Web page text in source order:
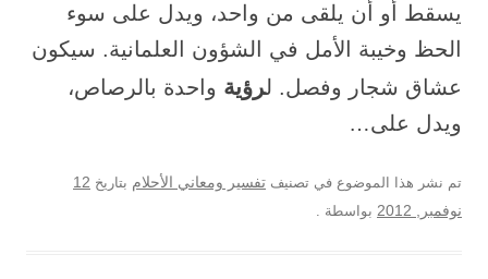
يسقط أو أن يلقى من واحد، ويدل على سوء
الحظ وخيبة الأمل في الشؤون العلمانية. سيكون
عشاق شجار وفصل. لرؤية واحدة بالرصاص،
ويدل على…
تم نشر هذا الموضوع في تصنيف تفسير ومعاني الأحلام بتاريخ 12
نوفمبر, 2012
بواسطة .